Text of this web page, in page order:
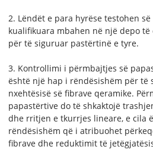
2. Lëndët e para hyrëse testohen
kualifikuara mbahen në një depo
për të siguruar pastërtinë e tyre.
3. Kontrollimi i përmbajtjes së
është një hap i rëndësishëm për të
nxehtësisë së fibrave qeramike.
papastërtive do të shkaktojë
dhe rritjen e tkurrjes lineare, e cila
rëndësishëm që i atribuohet
fibrave dhe reduktimit të